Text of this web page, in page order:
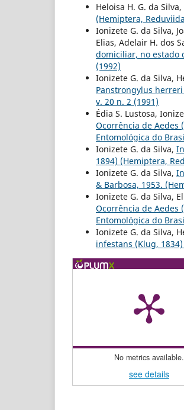
Heloisa H. G. da
(Hemiptera,
Ionizete G. da Silva,
Elias, Adelair H. dos
domiciliar, no estado
(1992)
Ionizete G. da Silva,
Panstrongylus
v. 20 n. 2 (1991)
Édia S. Lustosa,
Ocorrência de Aedes
Entomológica do
Ionizete G. da Silva,
1894) (Hemiptera,
Ionizete G. da Silva,
& Barbosa, 1953.
Ionizete G. da Silva,
Ocorrência de Aedes
Entomológica do
Ionizete G. da Silva,
infestans (Klug,
No metrics available.
see details